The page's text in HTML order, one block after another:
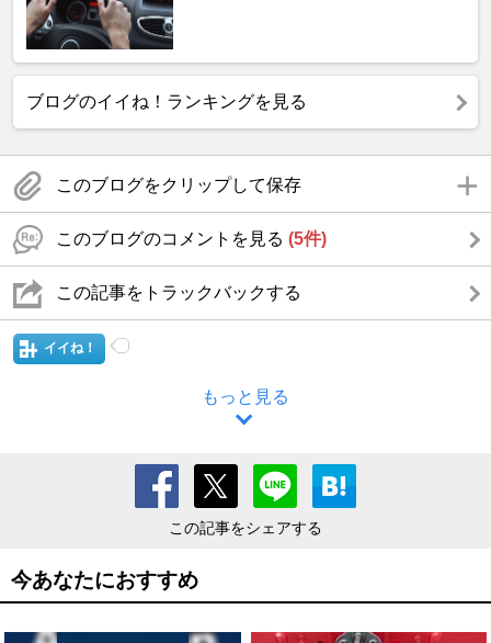
ブログのイイね！ランキングを見る
このブログをクリップして保存
このブログのコメントを見る (5件)
この記事をトラックバックする
イイね！
もっと見る
この記事をシェアする
今あなたにおすすめ